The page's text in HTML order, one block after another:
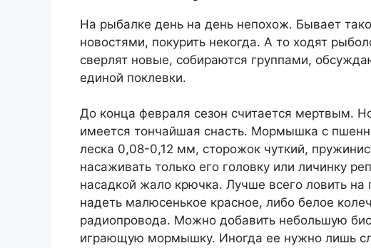
На рыбалке день на день непохож. Бывает
новостями, покурить некогда. А то ходят
сверлят новые, собираются группами,
единой поклевки.
До конца февраля сезон считается мертвым.
имеется тончайшая снасть. Мормышка с
леска 0,08-0,12 мм, сторожок чуткий,
насаживать только его головку или личинку
насадкой жало крючка. Лучше всего ловить
надеть малюсенькое красное, либо белое
радиопровода. Можно добавить небольшую
играющую мормышку. Иногда ее нужно лишь